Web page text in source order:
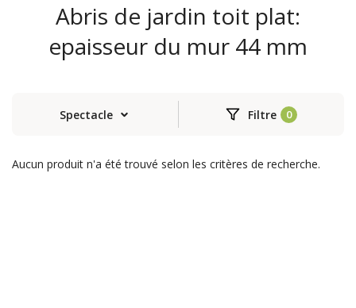
Abris de jardin toit plat:
epaisseur du mur 44 mm
Spectacle Filtre
Aucun produit n'a été trouvé selon les critères de recherche.